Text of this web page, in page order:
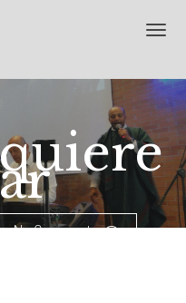
T
g
l
n
a
v
i
g
a
No Comments